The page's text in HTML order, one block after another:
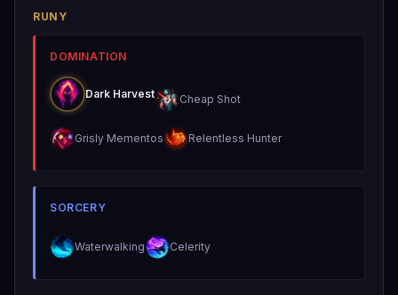
RUNY
DOMINATION
Dark Harvest Cheap Shot
Grisly Mementos Relentless Hunter
SORCERY
Waterwalking Celerity